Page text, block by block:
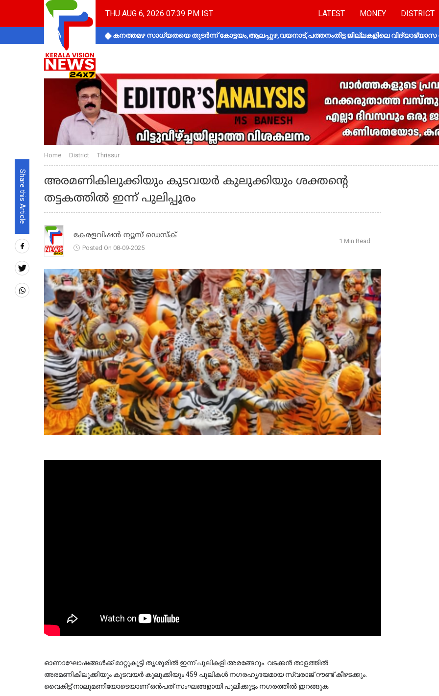
THU AUG 6, 2026 07:39 PM IST LATEST MONEY DISTRICT
കനത്തമഴ സാധ്യതയെ തുടർന്ന് കോട്ടയം,ആലപ്പുഴ,വയനാട്,പത്തനംതിട്ട ജില്ലകളിലെ വിദ്യാഭ്യാസ
Share this Article
Home District Thrissur
അരമണികിലുക്കിയും കുടവയർ കുലുക്കിയും ശക്തന്റെ
തട്ടകത്തിൽ ഇന്ന് പുലിപ്പൂരം
കേരളവിഷൻ ന്യൂസ് ഡെസ്‌ക്
Posted On 08-09-2025
1 Min Read
ഓണാഘോഷങ്ങൾക്ക് മാറ്റുകൂട്ടി തൃശൂരിൽ ഇന്ന് പുലികളി അരങ്ങേറും. വടക്കൻ താളത്തിൽ
അരമണികിലുക്കിയും കുടവയർ കുലുക്കിയും 459 പുലികൾ നഗരഹൃദയമായ സ്വരാജ് റൗണ്ട് കീഴടക്കും.
വൈകിട്ട് നാലുമണിയോടെയാണ് ഒൻപത് സംഘങ്ങളായി പുലിക്കൂട്ടം നഗരത്തിൽ ഇറങ്ങുക.